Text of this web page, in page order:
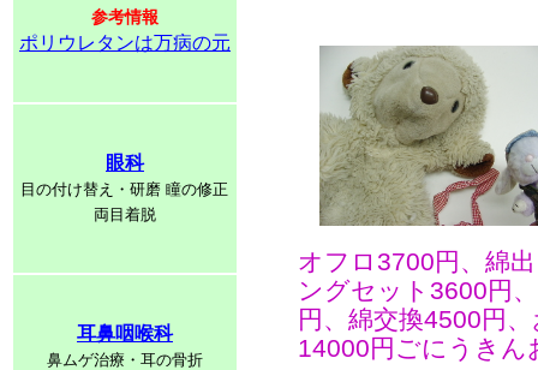
参考情報
ポリウレタンは万病の元
眼科
目の付け替え・研磨 瞳の修正
両目着脱
耳鼻咽喉科
鼻ムゲ治療・耳の骨折
オフロ3700円、綿
ングセット3600円
円、綿交換4500円
14000円ごにうきん